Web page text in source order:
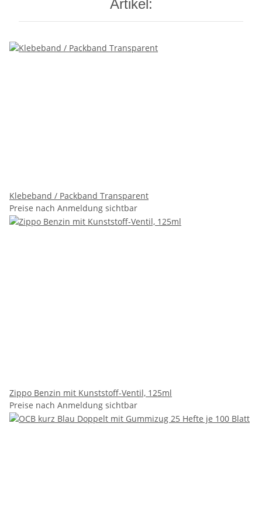
Artikel:
Klebeband / Packband Transparent
Preise nach Anmeldung sichtbar
Zippo Benzin mit Kunststoff-Ventil, 125ml
Preise nach Anmeldung sichtbar